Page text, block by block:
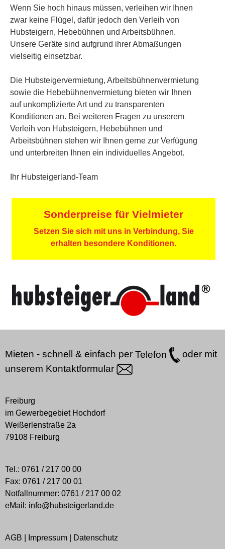
Wenn Sie hoch hinaus müssen, verleihen wir Ihnen
zwar keine Flügel, dafür jedoch den Verleih von
Hubsteigern, Hebebühnen und Arbeitsbühnen.
Unsere Geräte sind aufgrund ihrer Abmaßungen
vielseitig einsetzbar.
Die Hubsteigervermietung, Arbeitsbühnenvermietung
sowie die Hebebühnenvermietung bieten wir Ihnen
auf unkomplizierte Art und zu transparenten
Konditionen an. Bei weiteren Fragen zu unserem
Verleih von Hubsteigern, Hebebühnen und
Arbeitsbühnen stehen wir Ihnen gerne zur Verfügung
und unterbreiten Ihnen ein individuelles Angebot.
Ihr Hubsteigerland-Team
Sonderpreise für Vielmieter
Setzen Sie sich mit uns in Verbindung, Sie
erhalten besondere Konditionen.
Mieten - schnell & einfach per Telefon
oder mit
unserem Kontaktformular
Freiburg
im Gewerbegebiet Hochdorf
Weißerlenstraße 2a
79108 Freiburg
Tel.: 0761 / 217 00 00
Fax: 0761 / 217 00 01
Notfallnummer: 0761 / 217 00 02
eMail: info@hubsteigerland.de
AGB Impressum Datenschutz